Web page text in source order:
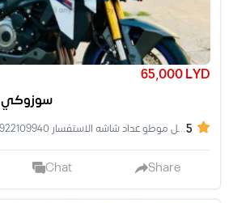
65,000 LYD
Suzuki gsxs1000 سوزوكي
Suzuki gsxs1000 موديل 2024 مسافه 1000كيلو مرطو اصفار زوز مفتاح موطو الوكيل لون ازرق بي ابيض فل موطو عداد شاشه الاستفسار 09221099405
Chat Share